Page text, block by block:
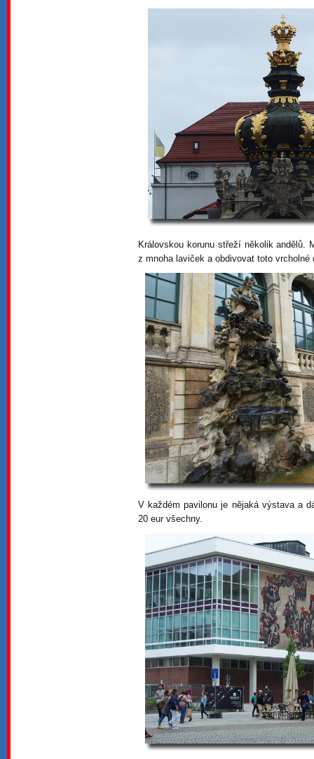
Královskou korunu střeží několik andělů.
z mnoha laviček a obdivovat toto vrcholné
V každém pavilonu je nějaká výstava a
20 eur všechny.